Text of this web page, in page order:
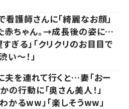
看護師さんに「綺麗なお顔」
赤ちゃん。→成長後の姿に…
ぎる」「クリクリのお目目で
い～！」
夫を連れて行くと…妻「おー
の行動に「奥さん美人！」
かるww」「楽しそうww」